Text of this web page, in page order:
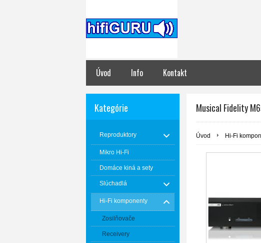
Úvod Info Kontakt
Kategórie
Reproduktory
Mikro Hi-Fi
Domáce kiná a sety
Slúchadlá
Hi-Fi komponenty
Zosilňovače
Receivery
Musical Fidelity
Úvod Hi-Fi